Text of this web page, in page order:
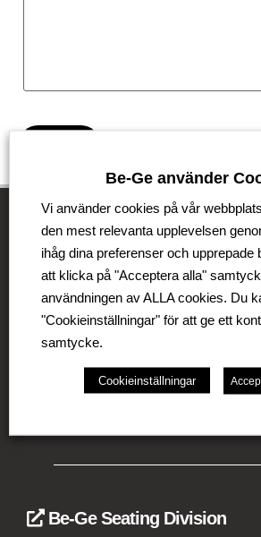
Be-Ge Koncernen
Be-Ge Koncernen är en familjeägd
verksamhet i Sverige, Danmark,
Litauen, Nederländerna och
omfattar affärsområdena Be-Ge
Be-Ge Component Division och Be-
Be-Ge Seating Division
Be-Ge använder
Vi använder cookies på vår
den mest relevanta upplevelsen
ihåg dina preferenser och upprepade
att klicka på "Acceptera alla"
användningen av ALLA cookies. Du
"Cookieinställningar" för att ge ett
samtycke.
Cookieinställningar